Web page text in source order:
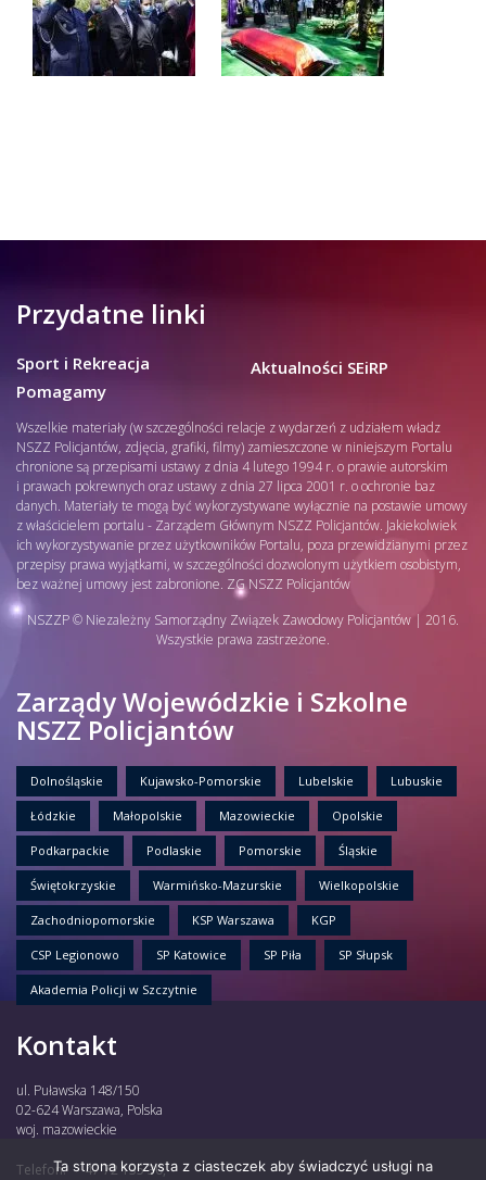
Przydatne linki
Sport i Rekreacja
Pomagamy
Aktualności SEiRP
Wszelkie materiały (w szczególności relacje z wydarzeń z udziałem władz
NSZZ Policjantów, zdjęcia, grafiki, filmy) zamieszczone w niniejszym Portalu
chronione są przepisami ustawy z dnia 4 lutego 1994 r. o prawie autorskim
i prawach pokrewnych oraz ustawy z dnia 27 lipca 2001 r. o ochronie baz
danych. Materiały te mogą być wykorzystywane wyłącznie na postawie umowy
z właścicielem portalu - Zarządem Głównym NSZZ Policjantów. Jakiekolwiek
ich wykorzystywanie przez użytkowników Portalu, poza przewidzianymi przez
przepisy prawa wyjątkami, w szczególności dozwolonym użytkiem osobistym,
bez ważnej umowy jest zabronione. ZG NSZZ Policjantów
NSZZP © Niezależny Samorządny Związek Zawodowy Policjantów | 2016.
Wszystkie prawa zastrzeżone.
Zarządy Wojewódzkie i Szkolne
NSZZ Policjantów
Dolnośląskie Kujawsko-Pomorskie Lubelskie Lubuskie
Łódzkie Małopolskie Mazowieckie Opolskie
Podkarpackie Podlaskie Pomorskie Śląskie
Świętokrzyskie Warmińsko-Mazurskie Wielkopolskie
Zachodniopomorskie KSP Warszawa KGP
CSP Legionowo SP Katowice SP Piła SP Słupsk
Akademia Policji w Szczytnie
Kontakt
ul. Puławska 148/150
02-624 Warszawa, Polska
woj. mazowieckie
Telefon:
47 72 135 30,
Ta strona korzysta z ciasteczek aby świadczyć usługi na